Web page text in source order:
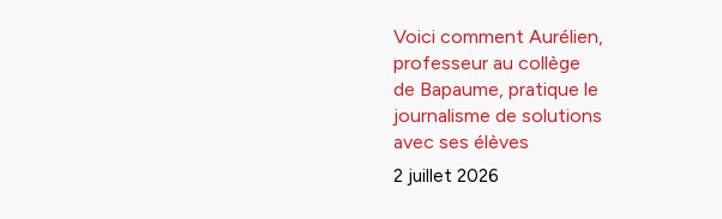
Voici comment Aurélien,
professeur au collège
de Bapaume, pratique le
journalisme de solutions
avec ses élèves
2 juillet 2026